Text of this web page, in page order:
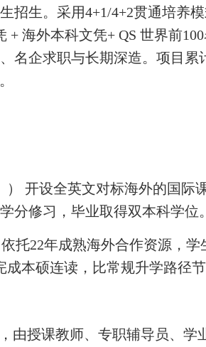
招生。采用4+1/4+2贯通培养
+ 海外本科文凭+ QS 世界前
名企求职与长期深造。项目累
） 开设全英文对标海外的国
分修习，毕业取得双本科学位。
托22年成熟海外合作资源，
本硕连读，比常规升学路径节
由授课教师、专职辅导员、